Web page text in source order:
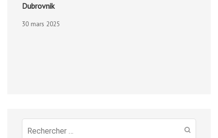
Dubrovnik
30 mars 2025
Recherche